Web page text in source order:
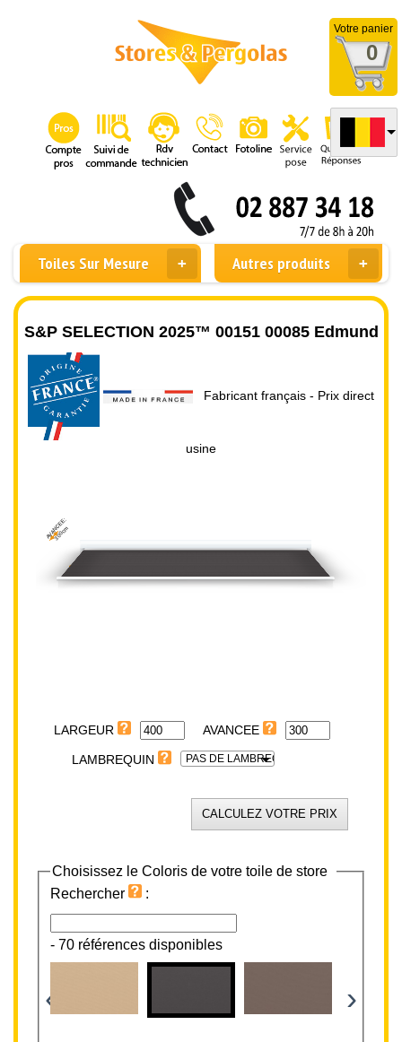
Votre panier
0
Toiles Sur Mesure Autres produits
S&P SELECTION 2025™ 00151 00085 Edmund
Fabricant français - Prix direct
usine
AVANCEE:
300cm
LARGEUR
LAMBREQUIN PAS DE LAMBREQUIN
Choisissez le Coloris de votre toile de store
Rechercher
:
- 70 références disponibles
‹ ›